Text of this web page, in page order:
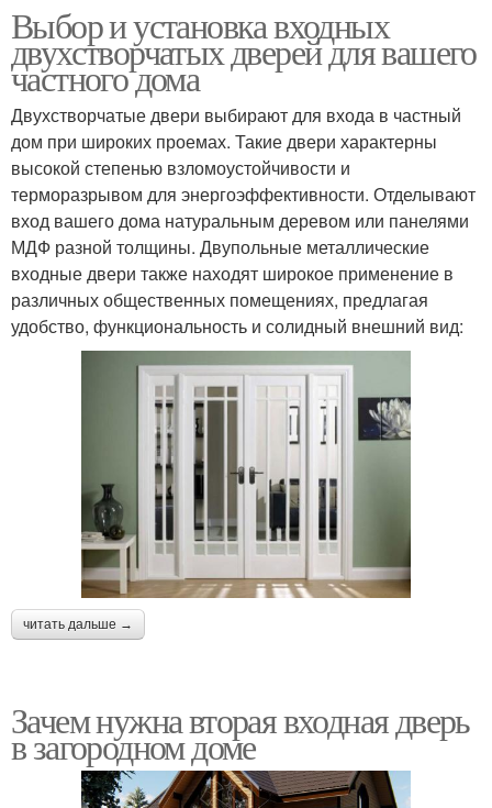
Выбор и установка входных
двухстворчатых дверей для вашего
частного дома
Двухстворчатые двери выбирают для входа в частный
дом при широких проемах. Такие двери характерны
высокой степенью взломоустойчивости и
терморазрывом для энергоэффективности. Отделывают
вход вашего дома натуральным деревом или панелями
МДФ разной толщины. Двупольные металлические
входные двери также находят широкое применение в
различных общественных помещениях, предлагая
удобство, функциональность и солидный внешний вид:
читать дальше →
Зачем нужна вторая входная дверь
в загородном доме